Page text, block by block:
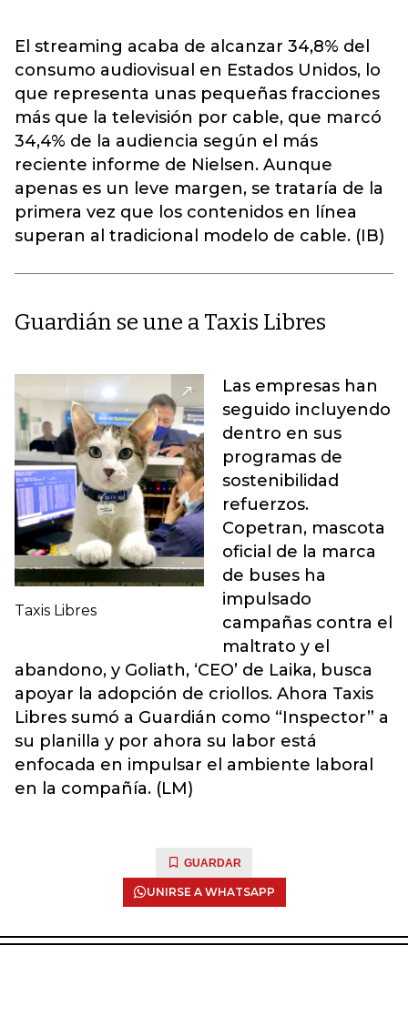
El streaming acaba de alcanzar 34,8% del
consumo audiovisual en Estados Unidos, lo
que representa unas pequeñas fracciones
más que la televisión por cable, que marcó
34,4% de la audiencia según el más
reciente informe de Nielsen. Aunque
apenas es un leve margen, se trataría de la
primera vez que los contenidos en línea
superan al tradicional modelo de cable. (IB)
Guardián se une a Taxis Libres
Taxis Libres
Las empresas han
seguido incluyendo
dentro en sus
programas de
sostenibilidad
refuerzos.
Copetran, mascota
oficial de la marca
de buses ha
impulsado
campañas contra el
maltrato y el
abandono, y Goliath, ‘CEO’ de Laika, busca
apoyar la adopción de criollos. Ahora Taxis
Libres sumó a Guardián como “Inspector” a
su planilla y por ahora su labor está
enfocada en impulsar el ambiente laboral
en la compañía. (LM)
GUARDAR
UNIRSE A WHATSAPP